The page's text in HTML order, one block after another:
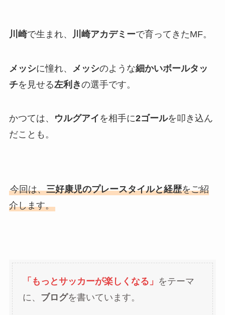
川崎で生まれ、 川崎アカデミーで育ってきたMF。
メッシに憧れ、 メッシのような細かいボールタッ
チを見せる左利きの選手です。
かつては、 ウルグアイ を相手に2ゴールを叩き込ん
だことも。
今回は、三好康児のプレースタイルと経歴をご紹
介します。
「もっとサッカーが楽しくなる」 をテーマ
に、 ブログを書いています。